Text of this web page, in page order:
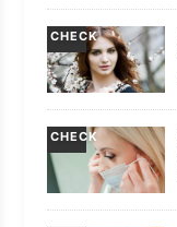
CHECK
CHECK